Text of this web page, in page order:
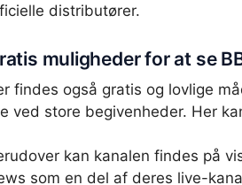
distributører.
muligheder for at se
findes også gratis og lovlige
ved store begivenheder. Her
kan kanalen findes på
som en del af deres live-